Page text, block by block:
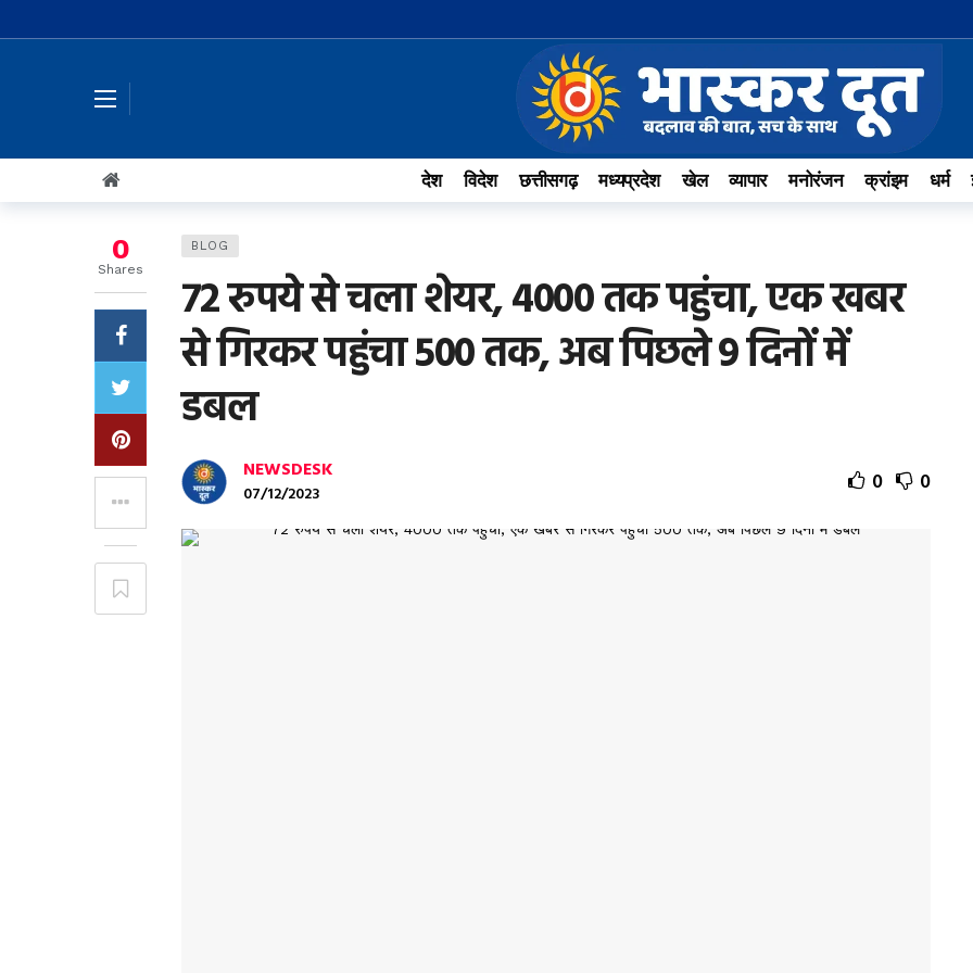
देश विदेश छत्तीसगढ़ मध्यप्रदेश खेल व्यापार मनोरंजन क्रांइम धर्म
BLOG
72 रुपये से चला शेयर, 4000 तक पहुंचा, एक खबर
से गिरकर पहुंचा 500 तक, अब पिछले 9 दिनों में
डबल
NEWSDESK
07/12/2023 0 0
0
Shares